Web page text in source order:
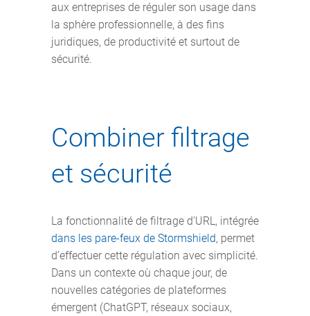
aux entreprises de réguler son usage dans
la sphère professionnelle, à des fins
juridiques, de productivité et surtout de
sécurité.
Combiner filtrage
et sécurité
La fonctionnalité de filtrage d’URL, intégrée
dans les pare-feux de Stormshield, permet
d’effectuer cette régulation avec simplicité.
Dans un contexte où chaque jour, de
nouvelles catégories de plateformes
émergent (ChatGPT, réseaux sociaux,